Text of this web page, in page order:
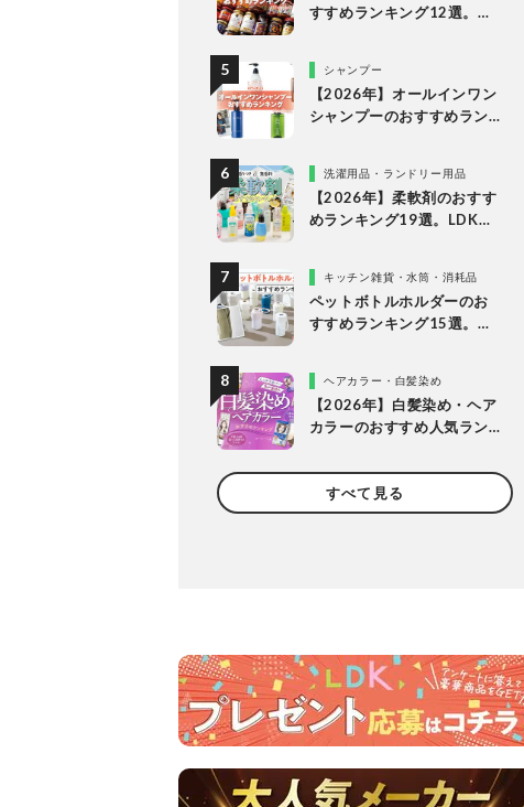
すすめランキング12選。
比較シャンプー
【2026年】オールインワン
シャンプーのおすすめラン
をプロと比較
洗濯用品・ランドリー用品
【2026年】柔軟剤のおすす
めランキング19選。LDKが
キッチン雑貨・水筒・消耗品
ペットボトルホルダーのお
すすめランキング15選。
ヘアカラー・白髪染め
【2026年】白髪染め・ヘア
カラーのおすすめ人気ラン
市販製品を明るめ・暗め別
に比較
すべて見る